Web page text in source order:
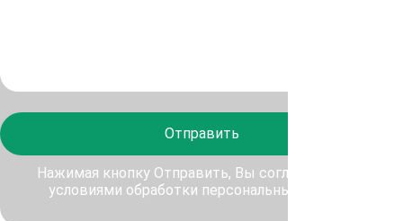
Отправить
Нажимая кнопку Отправить, Вы соглашаетесь с
условиями обработки персональных данных